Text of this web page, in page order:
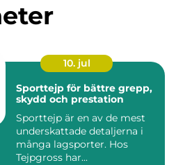
10. jul
Sporttejp för bättre grepp,
skydd och prestation
Sporttejp är en av de mest
underskattade detaljerna i
många lagsporter. Hos
Tejpgross har...